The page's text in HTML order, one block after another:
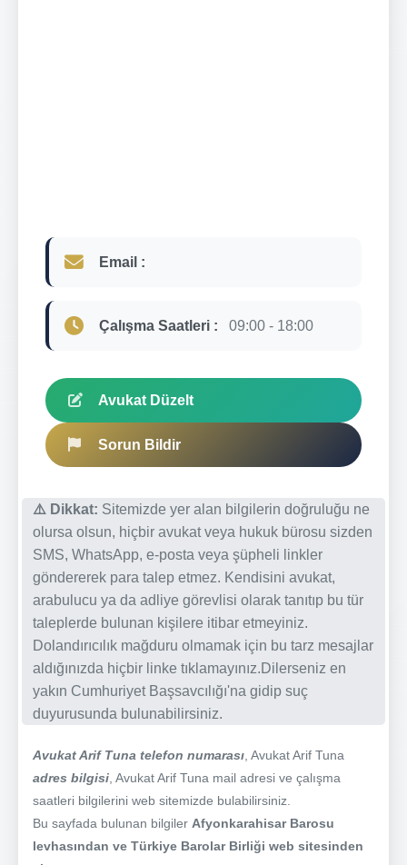
Email :
Çalışma Saatleri : 09:00 - 18:00
Avukat Düzelt
Sorun Bildir
⚠️ Dikkat: Sitemizde yer alan bilgilerin doğruluğu ne
olursa olsun, hiçbir avukat veya hukuk bürosu sizden
SMS, WhatsApp, e-posta veya şüpheli linkler
göndererek para talep etmez. Kendisini avukat,
arabulucu ya da adliye görevlisi olarak tanıtıp bu tür
taleplerde bulunan kişilere itibar etmeyiniz.
Dolandırıcılık mağduru olmamak için bu tarz mesajlar
aldığınızda hiçbir linke tıklamayınız.Dilerseniz en
yakın Cumhuriyet Başsavcılığı'na gidip suç
duyurusunda bulunabilirsiniz.
Avukat Arif Tuna telefon numarası , Avukat Arif Tuna
adres bilgisi , Avukat Arif Tuna mail adresi ve çalışma
saatleri bilgilerini web sitemizde bulabilirsiniz.
Bu sayfada bulunan bilgiler Afyonkarahisar Barosu
levhasından ve Türkiye Barolar Birliği web sitesinden